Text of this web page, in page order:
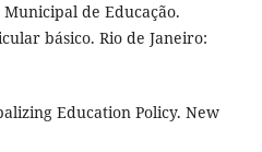
Municipal de Educação.
básico. Rio de Janeiro:
Education Policy. New